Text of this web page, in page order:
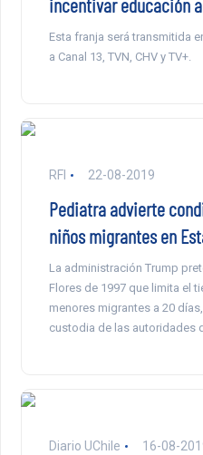
Esta franja será transmitida
a Canal 13, TVN, CHV y TV+.
RFI 22-08-2019
Pediatra advierte
niños migrantes en
La administración Trump
Flores de 1997 que limita el
menores migrantes a 20
custodia de las autoridades
Diario UChile 16-08-